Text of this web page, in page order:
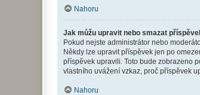
Nahoru
Jak můžu upravit nebo smazat
Pokud nejste administrátor nebo
Někdy lze upravit příspěvek jen po
příspěvek upravili. Toto bude zobrazeno
vlastního uvážení vzkaz, proč příspěvek
Nahoru